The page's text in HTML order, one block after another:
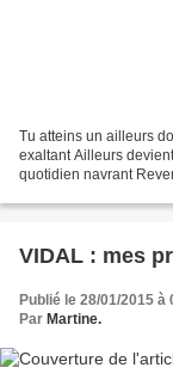
Tu atteins un ailleurs
exaltant Ailleurs
quotidien navrant
VIDAL : mes
Publié le 28/01/2015 à
Par Martine.